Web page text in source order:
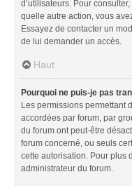
d’utilisateurs. Pour
quelle autre action, vous
Essayez de contacter un
de lui demander un accès.
Haut
Pourquoi ne puis-je pas
Les permissions permettant
accordées par forum, par
du forum ont peut-être
forum concerné, ou seuls
cette autorisation. Pour plus
administrateur du forum.